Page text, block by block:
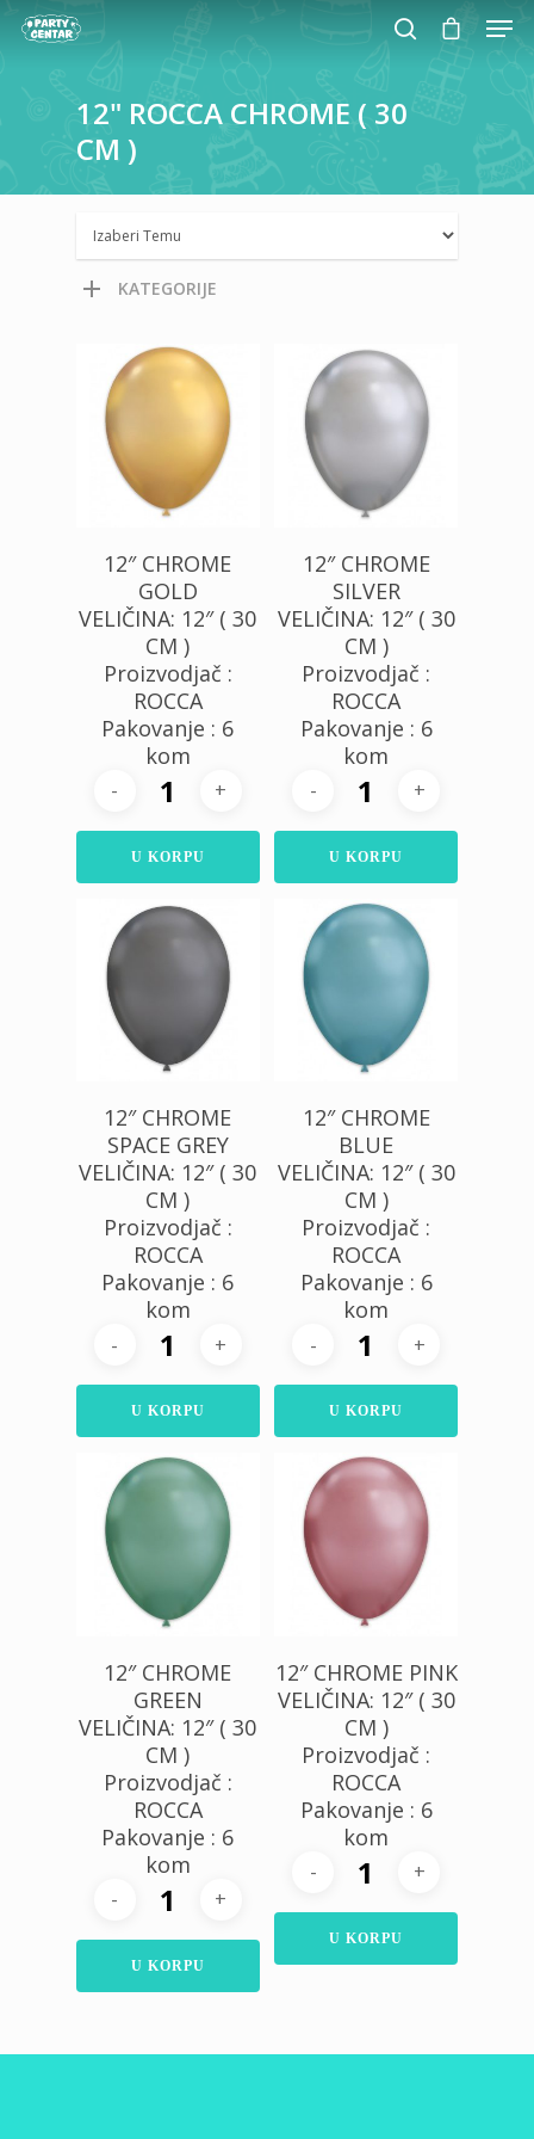
Hit enter to search or ESC to close
12" ROCCA CHROME ( 30
CM )
KATEGORIJE
480,00RSD
12″ CHROME
GOLD
VELIČINA: 12″ ( 30
CM )
Proizvodjač :
ROCCA
Pakovanje : 6
kom
U KORPU
480,00RSD
12″ CHROME
SILVER
VELIČINA: 12″ ( 30
CM )
Proizvodjač :
ROCCA
Pakovanje : 6
kom
U KORPU
480,00 RSD
12″ CHROME
SPACE GREY
VELIČINA: 12″ ( 30
CM )
Proizvodjač :
ROCCA
Pakovanje : 6
kom
U KORPU
480,00 RSD
12″ CHROME
BLUE
VELIČINA: 12″ ( 30
CM )
Proizvodjač :
ROCCA
Pakovanje : 6
kom
U KORPU
480,00RSD
12″ CHROME
GREEN
VELIČINA: 12″ ( 30
CM )
Proizvodjač :
ROCCA
Pakovanje : 6
kom
U KORPU
480,00RSD
12″ CHROME PINK
VELIČINA: 12″ ( 30
CM )
Proizvodjač :
ROCCA
Pakovanje : 6
kom
U KORPU